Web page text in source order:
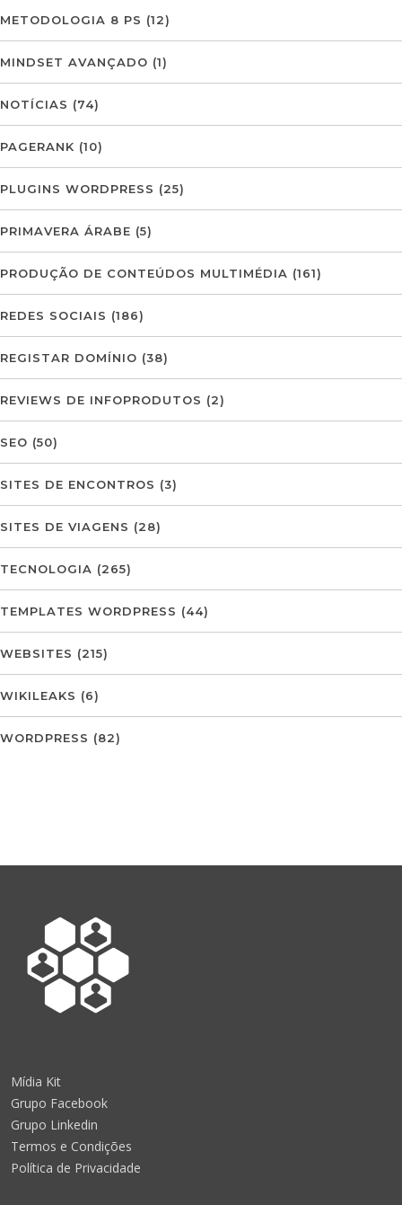
METODOLOGIA 8 PS (12)
MINDSET AVANÇADO (1)
NOTÍCIAS (74)
PAGERANK (10)
PLUGINS WORDPRESS (25)
PRIMAVERA ÁRABE (5)
PRODUÇÃO DE CONTEÚDOS MULTIMÉDIA (161)
REDES SOCIAIS (186)
REGISTAR DOMÍNIO (38)
REVIEWS DE INFOPRODUTOS (2)
SEO (50)
SITES DE ENCONTROS (3)
SITES DE VIAGENS (28)
TECNOLOGIA (265)
TEMPLATES WORDPRESS (44)
WEBSITES (215)
WIKILEAKS (6)
WORDPRESS (82)
Mídia Kit
Grupo Facebook
Grupo Linkedin
Termos e Condições
Política de Privacidade